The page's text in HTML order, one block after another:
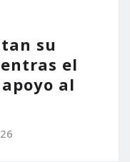
su
el
al